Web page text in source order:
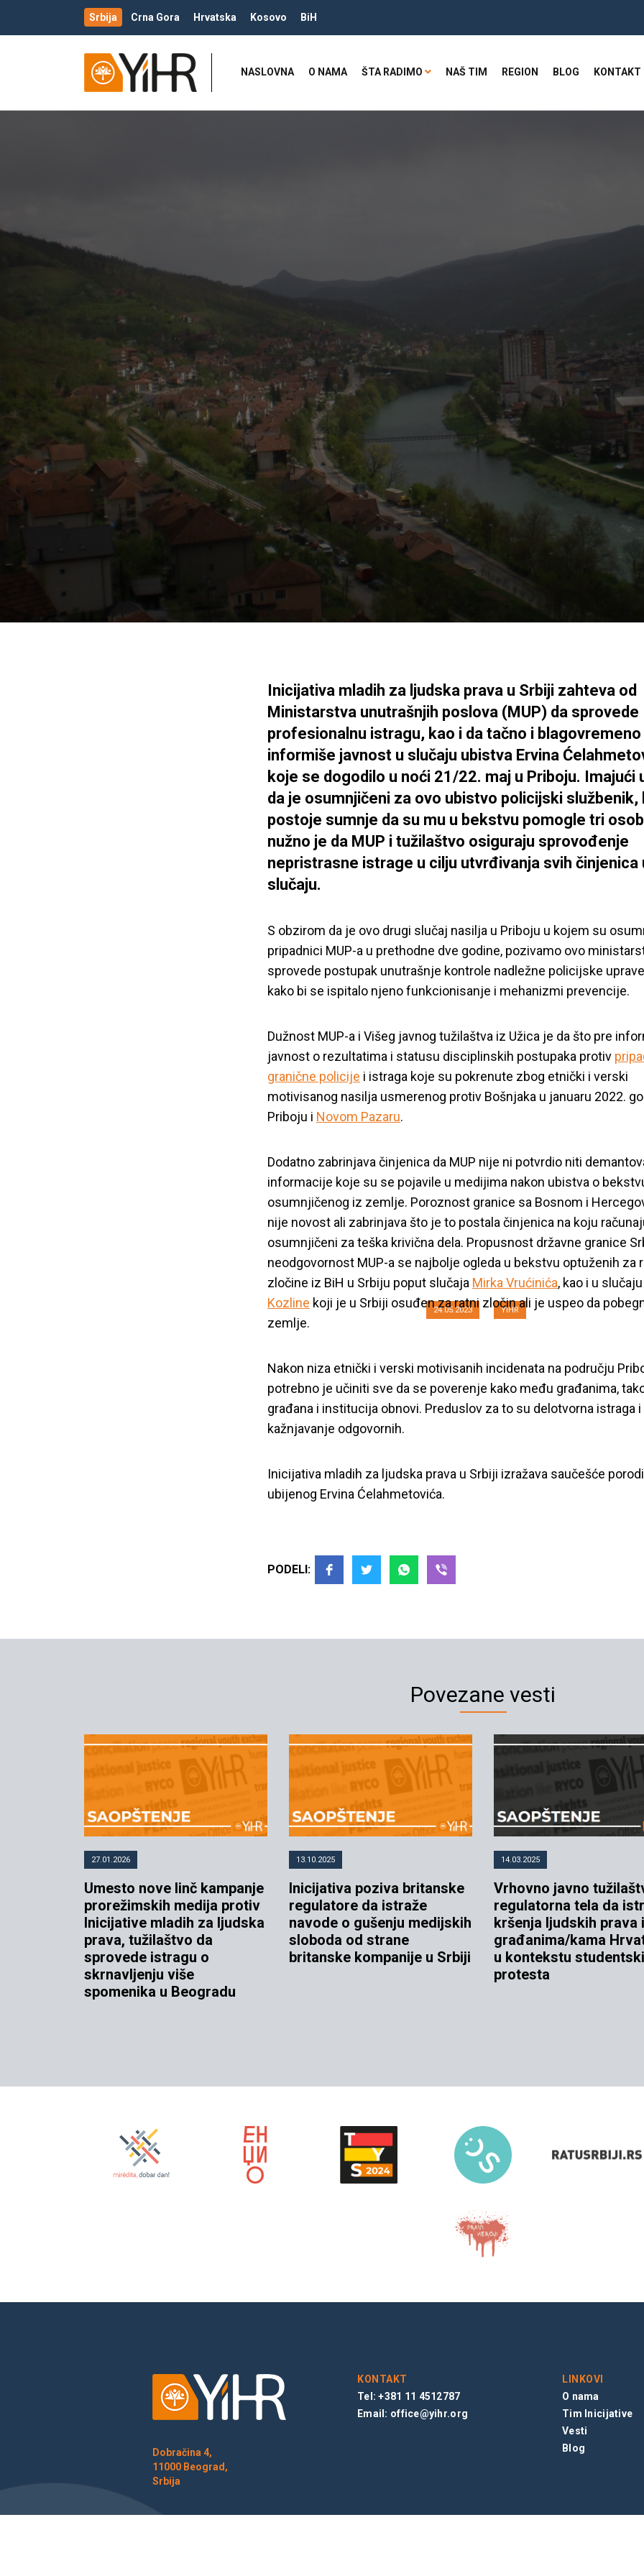
Srbija Crna Gora Hrvatska Kosovo BiH
NASLOVNA O NAMA ŠTA RADIMO NAŠ TIM REGION BLOG KONTAKT
MUP i tužilaštvo da
ubistvo Ervina
24.05.2023 YIHR
Inicijativa mladih za ljudska prava u Srbiji zahteva od
Ministarstva unutrašnjih poslova (MUP) da sprovede
profesionalnu istragu, kao i da tačno i blagovremeno
informiše javnost u slučaju ubistva Ervina
koje se dogodilo u noći 21/22. maj u Priboju. Imajući
da je osumnjičeni za ovo ubistvo policijski službenik,
postoje sumnje da su mu u bekstvu pomogle tri
nužno je da MUP i tužilaštvo osiguraju sprovođenje
nepristrasne istrage u cilju utvrđivanja svih činjenica
slučaju.
S obzirom da je ovo drugi slučaj nasilja u Priboju u kojem su
pripadnici MUP-a u prethodne dve godine, pozivamo ovo
sprovede postupak unutrašnje kontrole nadležne policijske
kako bi se ispitalo njeno funkcionisanje i mehanizmi prevencije.
Dužnost MUP-a i Višeg javnog tužilaštva iz Užica je da što pre
javnost o rezultatima i statusu disciplinskih postupaka protiv
granične policije i istraga koje su pokrenute zbog etnički i verski
motivisanog nasilja usmerenog protiv Bošnjaka u januaru 2022.
Priboju i Novom Pazaru.
Dodatno zabrinjava činjenica da MUP nije ni potvrdio niti
informacije koje su se pojavile u medijima nakon ubistva o
osumnjičenog iz zemlje. Poroznost granice sa Bosnom i
nije novost ali zabrinjava što je to postala činjenica na koju
osumnjičeni za teška krivična dela. Propusnost državne granice
neodgovornost MUP-a se najbolje ogleda u bekstvu optuženih za
zločine iz BiH u Srbiju poput slučaja Mirka Vrućinića, kao i u slučaju
Kozline koji je u Srbiji osuđen za ratni zločin ali je uspeo da
zemlje.
Nakon niza etnički i verski motivisanih incidenata na području
potrebno je učiniti sve da se poverenje kako među građanima,
građana i institucija obnovi. Preduslov za to su delotvorna istraga i
kažnjavanje odgovornih.
Inicijativa mladih za ljudska prava u Srbiji izražava saučešće
ubijenog Ervina Ćelahmetovića.
PODELI:
Povezane vesti
27.01.2026
Umesto nove linč kampanje
prorežimskih medija protiv
Inicijative mladih za ljudska
prava, tužilaštvo da
sprovede istragu o
skrnavljenju više
spomenika u Beogradu
13.10.2025
Inicijativa poziva britanske
regulatore da istraže
navode o gušenju medijskih
sloboda od strane
britanske kompanije u Srbiji
14.03.2025
Vrhovno javno
regulatorna tela da
kršenja ljudskih prava
građanima/kama
u kontekstu
protesta
Dobračina 4,
11000 Beograd,
Srbija
KONTAKT
Tel: +381 11 4512787
Email: office@yihr.org
LINKOVI
O nama
Tim Inicijative
Vesti
Blog